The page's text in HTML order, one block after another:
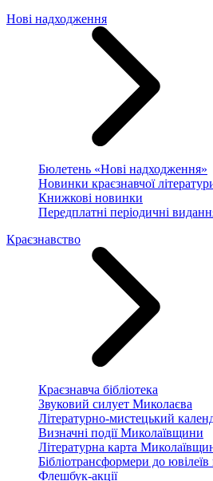
Нові надходження
Бюлетень «Нові надходження»
Новинки краєзнавчої
Книжкові новинки
Передплатні періодичні
Краєзнавство
Краєзнавча бібліотека
Звуковий силует Миколаєва
Літературно-мистецький
Визначні події Миколаївщини
Літературна карта
Бібліотрансформери до
Флешбук-акції